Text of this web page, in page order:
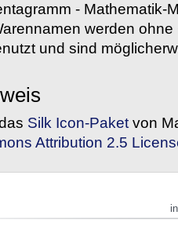
- Mathematik-
werden
und sind
Silk Icon-Paket von
Attribution 2.5